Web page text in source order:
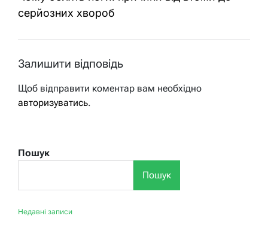
серйозних хвороб
Залишити відповідь
Щоб відправити коментар вам необхідно
авторизуватись.
Пошук
Пошук
Недавні записи